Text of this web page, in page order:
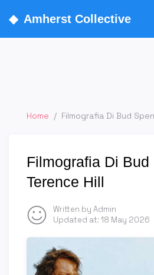
◆ Amherst Collective
Home / Filmografia Di Bud
Filmografia Di Bud
Terence Hill
Written by Admin
Updated at: 18 May 2026